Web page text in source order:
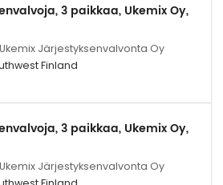
3 paikkaa, Ukemix Oy,
Ukemix Järjestyksenvalvonta Oy
Finland
3 paikkaa, Ukemix Oy,
Ukemix Järjestyksenvalvonta Oy